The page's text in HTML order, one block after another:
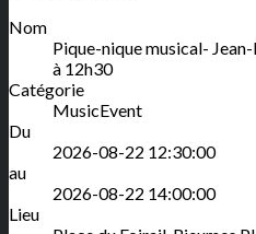
Nom
Pique-nique musical-
à 12h30
Catégorie
MusicEvent
Du
2026-08-22 12:30:00
au
2026-08-22 14:00:00
Lieu